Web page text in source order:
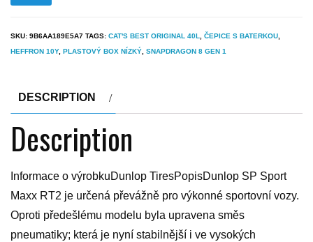
SKU: 9B6AA189E5A7 TAGS: CAT'S BEST ORIGINAL 40L ČEPICE S BATERKOU
HEFFRON 10Y, PLASTOVÝ BOX NÍZKÝ SNAPDRAGON 8 GEN 1
DESCRIPTION
Description
Informace o výrobkuDunlop TiresPopisDunlop SP Sport
Maxx RT2 je určená převážně pro výkonné sportovní vozy.
Oproti předešlému modelu byla upravena směs
pneumatiky; která je nyní stabilnější i ve vysokých